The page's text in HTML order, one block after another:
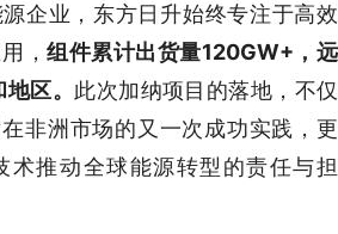
企业，东方日升始终专注于高效
，组件累计出货量120GW+，远
区。 此次加纳项目的落地，不仅
非洲市场的又一次成功实践，更
术推动全球能源转型的责任与担